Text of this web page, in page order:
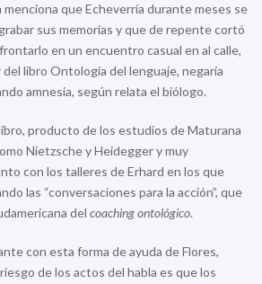
que Echeverría durante meses se
sus memorias y que de repente cortó
en un encuentro casual en al calle,
libro Ontología del lenguaje, negaría
amnesia, según relata el biólogo.
producto de los estudios de Maturana
Nietzsche y Heidegger y muy
con los talleres de Erhard en los que
las “conversaciones para la acción”, que
del coaching ontológico.
con esta forma de ayuda de Flores,
de los actos del habla es que los